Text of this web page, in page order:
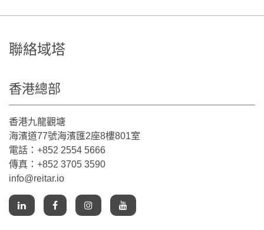
聯絡域塔
香港總部
香港九龍觀塘
海濱道77號海濱匯2座8樓801室
電話：+852 2554 5666
傳真：+852 3705 3590
info@reitar.io